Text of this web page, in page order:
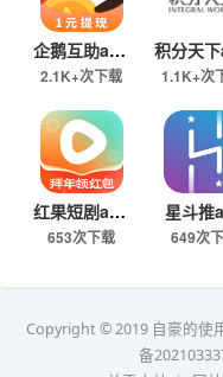
企鹅互助app
2.1K+次下载 1.1K+次
红果短剧app
653次下载
星斗推
649次
Copyright © 2019 自豪的使
备